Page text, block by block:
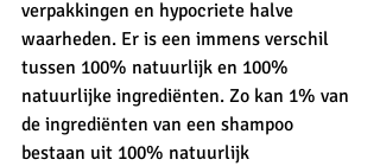
verpakkingen en hypocriete halve
waarheden. Er is een immens verschil
tussen 100% natuurlijk en 100%
natuurlijke ingrediënten. Zo kan 1% van
de ingrediënten van een shampoo
bestaan uit 100% natuurlijk